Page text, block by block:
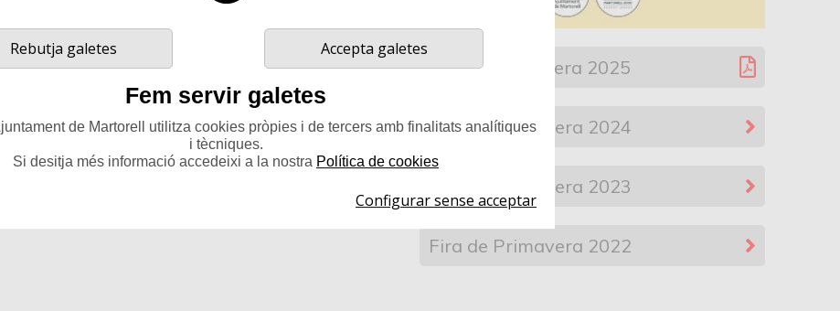
Fira de primavera 2025
Fira de Primavera 2024
Fira de Primavera 2023
Fira de Primavera 2022
Accepta galetes
Rebutja galetes
Fem servir galetes
de Martorell utilitza cookies pròpies i de tercers amb finalitats analítiques
i tècniques.
Si desitja més informació accedeixi a la nostra Política de cookies
Configurar sense acceptar